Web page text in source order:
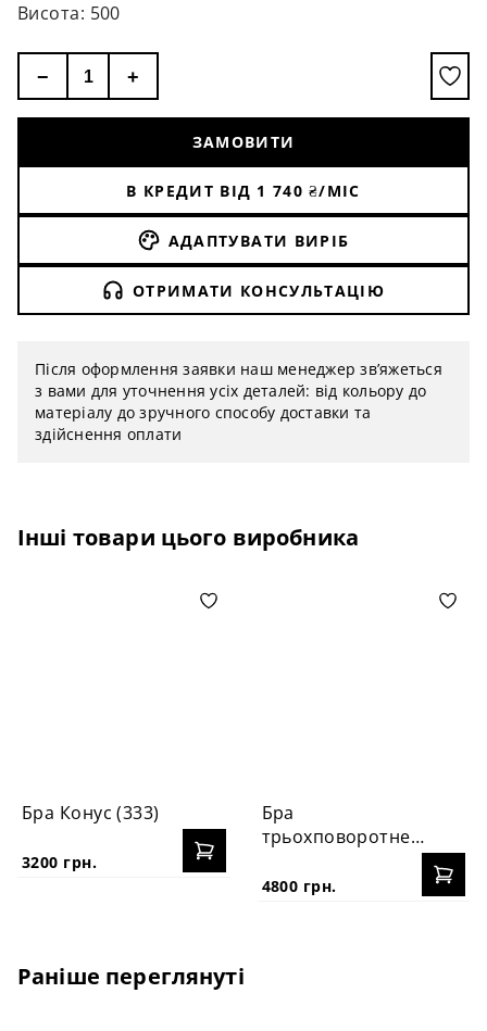
Висота: 500
− +
ЗАМОВИТИ
В КРЕДИТ ВІД 1 740 ₴/МІС
АДАПТУВАТИ ВИРІБ
ОТРИМАТИ КОНСУЛЬТАЦІЮ
Після оформлення заявки наш менеджер зв’яжеться
з вами для уточнення усіх деталей: від кольору до
матеріалу до зручного способу доставки та
здійснення оплати
Інші товари цього виробника
Бра Конус (333)
3200 грн.
Бра
трьохповоротне
4800 грн.
Раніше переглянуті